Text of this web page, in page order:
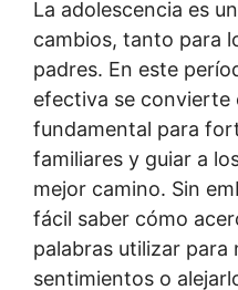
La adolescencia es
cambios, tanto para
padres. En este
efectiva se convierte
fundamental para
familiares y guiar a
mejor camino. Sin
fácil saber cómo
palabras utilizar para
sentimientos o